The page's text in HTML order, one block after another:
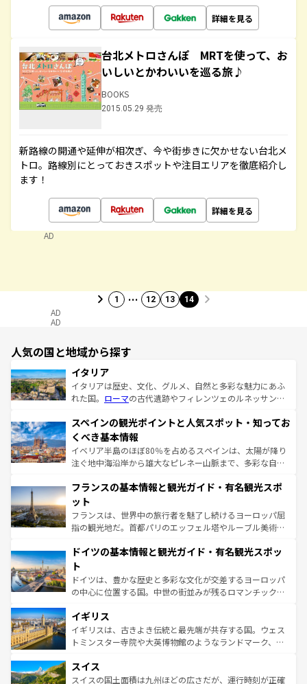
詳細を見る
台北メトロさんぽ MRTを使って、お
いしいとかわいいを巡る旅♪
BOOKS
2015.05.29 発売
新路線の開通や延伸が相次ぎ、今や街歩きに欠かせない台北メ
トロ。路線別にとっておきスポットや注目エリアを徹底紹介し
ます！
詳細を見る
AD
1 … 12 13 14
AD
AD
人気の国と地域から探す
イタリア
イタリアは歴史、文化、グルメ、自然と多彩な魅力にあふ
れた国。 ローマの古代遺跡やフィレンツェのルネッサンス
ろん、トスカーナの美しい田園風景やアマルフィ海岸の絶
景など、自然景観も見逃せない。観光の合間には、本場の
ピザやパスタなど、絶品のイタリア料理を堪能することも
できる。朝目覚めてから夜眠るまで、すべての瞬間を楽し
なお、新着のイタリア情報はコンテンツ一覧を参照してほ
しい。
スペインの観光ポイントと人気スポット・知ってお
くべき基本情報
イベリア半島のほぼ80％を占めるスペインは、太陽が降り
注ぐ地中海沿岸から雄大なピレネー山脈まで、多彩な自然
文化が根付くこの国では、情熱的なフラメンコ、熱気あふ
れる闘牛、そして美味しいタパスが生活の一部となってい
る。首都マドリードの洗練された雰囲気や、バルセロナの
アートに溢れた街角から、地方では古代ローマ遺跡や中世
せる。地方によって風土や気候が異なるスペインはその個
ンテンツ一覧 を参照してほしい。
フランスの基本情報と観光ガイド・有名観光スポ
ット
フランスは、世界中の旅行者を魅了し続けるヨーロッパ屈
指の観光地だ。首都パリのエッフェル塔やルーブル美術館
で、幅広い魅力が詰まっている。華麗な宮殿、歴史的な大
聖堂、美しいビーチ、そして豊かな自然が、訪れる者を心
から魅了する。また、フランスは美食の国としても知ら
れ、フランス料理はユネスコ無形文化遺産にも登録されて
香り高いラベンダー畑など、多彩な楽しみ方が可能だ。さ
らに、パリ以外の地域にも魅力が溢れており、どの街角に
も豊かな歴史と文化が息づいている。パリ以外の個性あふ
を参照してほしい。
ドイツの基本情報と観光ガイド・有名観光スポッ
ト
ドイツは、豊かな歴史と多彩な文化が交差するヨーロッパ
の中心に位置する国。中世の街並みが残るロマンチック街
顔を持つこの国は、どこを歩いても飽きることがない。ベ
ルリンの文化的活気、バイエルン州のアルプスの絶景、そ
してライン川沿いのワイン畑といった風景は必見。ビール
は、お酒好きな人にはぜひ体験してほしい。 なお、新着の
ドイツ情報はコンテンツ一覧を参照してほしい。
イギリス
イギリスは、古きよき伝統と最先端が共存する国。ウェス
トミンスター寺院や大英博物館のようなランドマーク、歴
リアごとに異なる魅力がある。また、優雅なアフタヌーン
ティー、ビール好きにはたまらない英国パブ、サッカー観
スイス
スイスの国土面積は九州ほどの広さだが、運行時刻が正確